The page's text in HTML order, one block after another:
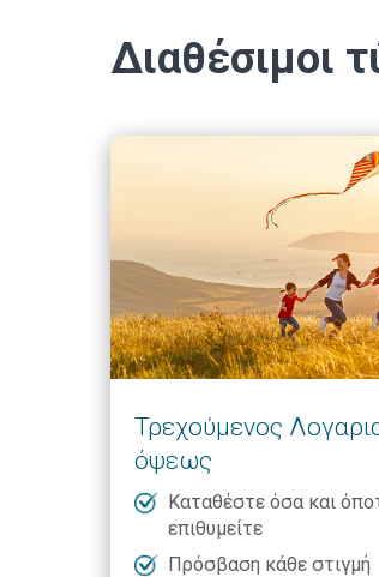
Διαθέσιμοι
Τρεχούμενος
όψεως
Καταθέστε όσα και
επιθυμείτε
Πρόσβαση κάθε στιγμή